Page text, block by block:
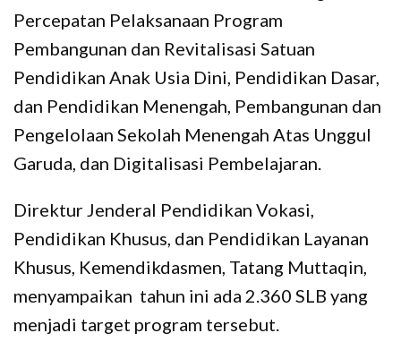
Percepatan Pelaksanaan Program
Pembangunan dan Revitalisasi Satuan
Pendidikan Anak Usia Dini, Pendidikan Dasar,
dan Pendidikan Menengah, Pembangunan dan
Pengelolaan Sekolah Menengah Atas Unggul
Garuda, dan Digitalisasi Pembelajaran.
Direktur Jenderal Pendidikan Vokasi,
Pendidikan Khusus, dan Pendidikan Layanan
Khusus, Kemendikdasmen, Tatang Muttaqin,
menyampaikan tahun ini ada 2.360 SLB yang
menjadi target program tersebut.